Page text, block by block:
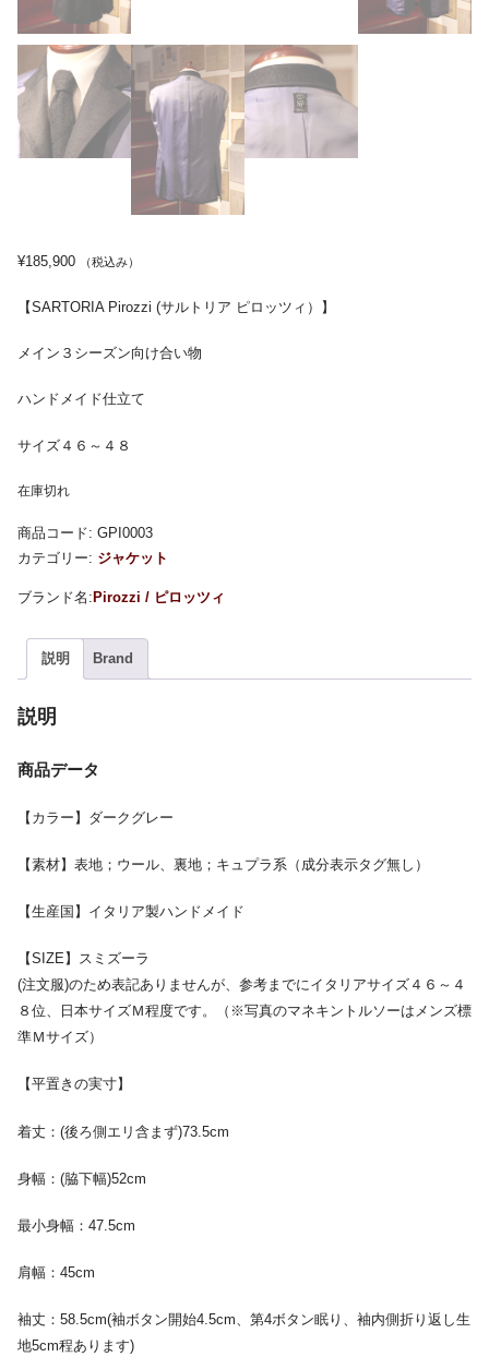
¥185,900 （税込み）
【SARTORIA Pirozzi (サルトリア ピロッツィ）】
メイン３シーズン向け合い物
ハンドメイド仕立て
サイズ４６～４８
在庫切れ
商品コード: GPI0003
カテゴリー: ジャケット
Pirozzi / ピロッツィ
説明 Brand
説明
商品データ
【カラー】ダークグレー
【素材】表地；ウール、裏地；キュプラ系（成分表示タグ無し）
【生産国】イタリア製ハンドメイド
【SIZE】スミズーラ
(注文服)のため表記ありませんが、参考までにイタリアサイズ４６～４
８位、日本サイズＭ程度です。（※写真のマネキントルソーはメンズ標
準Ｍサイズ）
【平置きの実寸】
着丈：(後ろ側エリ含まず)73.5cm
身幅：(脇下幅)52cm
最小身幅：47.5cm
肩幅：45cm
袖丈：58.5cm(袖ボタン開始4.5cm、第4ボタン眠り、袖内側折り返し生
地5cm程あります)